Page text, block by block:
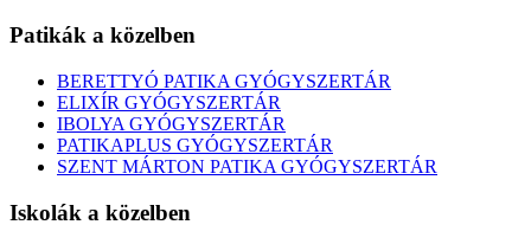
Patikák a közelben
BERETTYÓ PATIKA GYÓGYSZERTÁR
ELIXÍR GYÓGYSZERTÁR
IBOLYA GYÓGYSZERTÁR
PATIKAPLUS GYÓGYSZERTÁR
SZENT MÁRTON PATIKA GYÓGYSZERTÁR
Iskolák a közelben